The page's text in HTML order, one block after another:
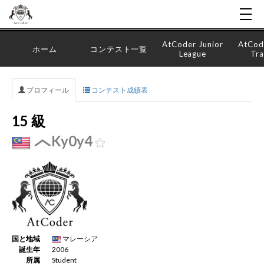
ホーム コンテスト一覧
AtCoder Junior
League
プロフィール コンテスト成績表
15 級
Ky0y4
国と地域
マレーシア
誕生年
2006
所属
Student